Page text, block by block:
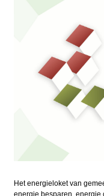
Het energieloket van